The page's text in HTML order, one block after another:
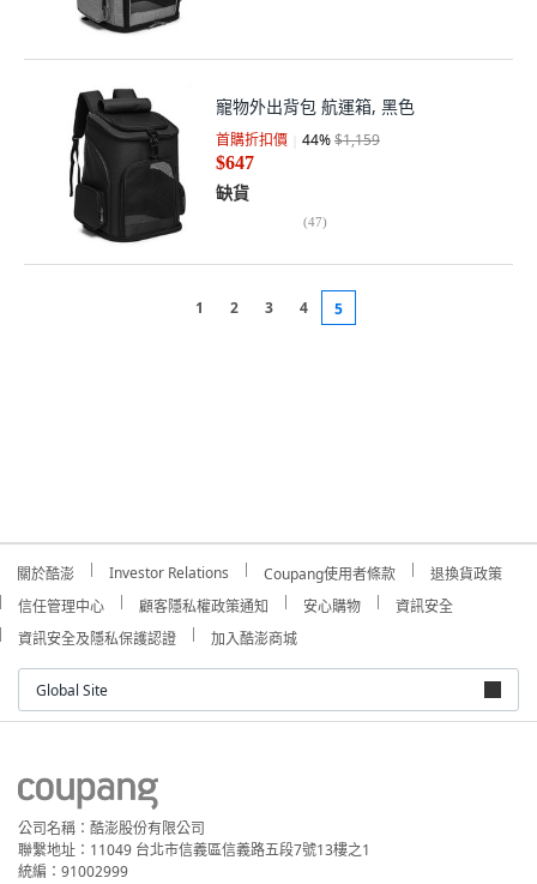
寵物外出背包 航運箱, 黑色
首購折扣價 44%$1,159
$647
缺貨
(47)
1 2 3 4 5
關於酷澎 Investor Relations Coupang使用者條款
退換貨政策
信任管理中心
顧客隱私權政策通知 安心購物
資訊安全
資訊安全及隱私保護認證
加入酷澎商城
Global Site
公司名稱：酷澎股份有限公司
聯繫地址：11049 台北市信義區信義路五段7號13樓之1
統編：91002999